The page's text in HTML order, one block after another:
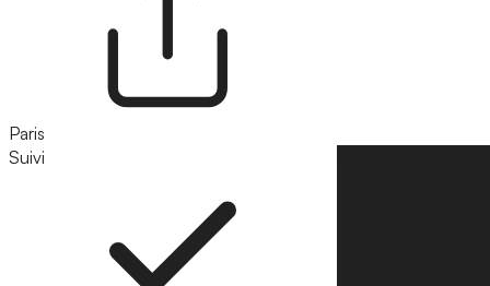
Paris
Suivi